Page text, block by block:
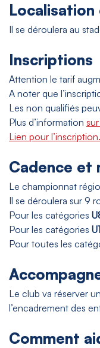
Il se déroulera au
Inscriptions
Attention le tarif
A noter que
Les non qualifiés
Plus d’information
Lien pour l’inscription.
Cadence et
Le championnat
Il se déroulera sur 9
Pour les catégories
Pour les catégories
Pour toutes les
Le club va réserver
l’encadrement des
Comment